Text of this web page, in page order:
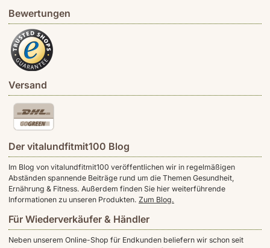
Bewertungen
Versand
Der vitalundfitmit100 Blog
Im Blog von vitalundfitmit100 veröffentlichen wir in regelmäßigen
Abständen spannende Beiträge rund um die Themen Gesundheit,
Ernährung & Fitness. Außerdem finden Sie hier weiterführende
Informationen zu unseren Produkten. Zum Blog.
Für Wiederverkäufer & Händler
Neben unserem Online-Shop für Endkunden beliefern wir schon seit